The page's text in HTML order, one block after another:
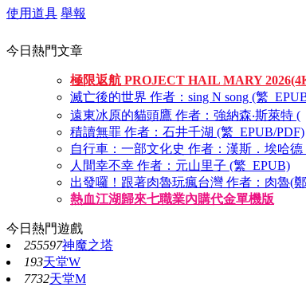
使用道具 舉報
今日熱門文章
極限返航 PROJECT HAIL MARY
滅亡後的世界 作者：sing N song (繁
遠東冰原的貓頭鷹 作者：強納森‧斯萊特 (
積讀無罪 作者：石井千湖 (繁_EPUB/PDF)
自行車：一部文化史 作者：漢斯．埃哈德
人間幸不幸 作者：元山里子 (繁_EPUB)
出發囉！跟著肉魯玩瘋台灣 作者：肉魯(
熱血江湖歸來七職業內購代金單機版
今日熱門遊戲
255597神魔之塔
193天堂W
7732天堂M